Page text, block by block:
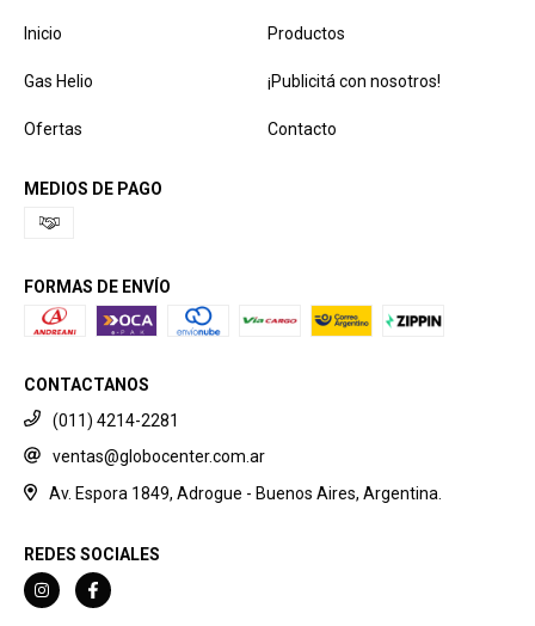
Inicio Productos
Gas Helio ¡Publicitá con nosotros!
Ofertas Contacto
MEDIOS DE PAGO
FORMAS DE ENVÍO
CONTACTANOS
(011) 4214-2281
ventas@globocenter.com.ar
Av. Espora 1849, Adrogue - Buenos Aires, Argentina.
REDES SOCIALES